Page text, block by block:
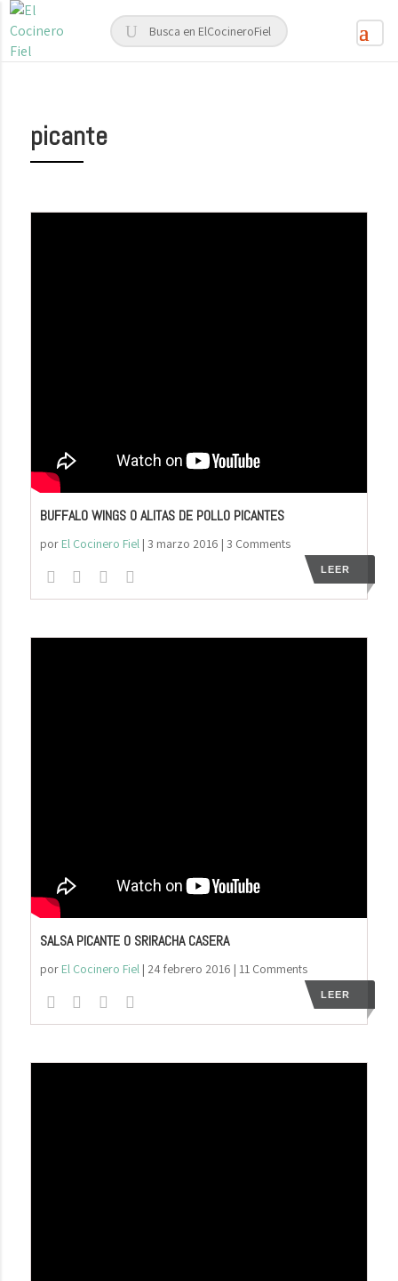
picante
BUFFALO WINGS O ALITAS DE POLLO PICANTES
por El Cocinero Fiel| 3 marzo 2016 | 3 Comments
LEER
SALSA PICANTE O SRIRACHA CASERA
por El Cocinero Fiel| 24 febrero 2016 | 11 Comments
LEER